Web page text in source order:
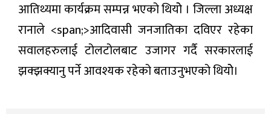
आतिथ्यमा कार्यक्रम सम्पन्न भएको थियोे । जिल्ला अध्यक्ष
रानाले <span;>आदिवासी जनजातिका दविएर रहेका
सवालहरुलाई टोलटोलबाट उजागर गर्दै सरकारलाई
झक्झक्यानु पर्ने आवश्यक रहेको बताउनुभएको थियोे।